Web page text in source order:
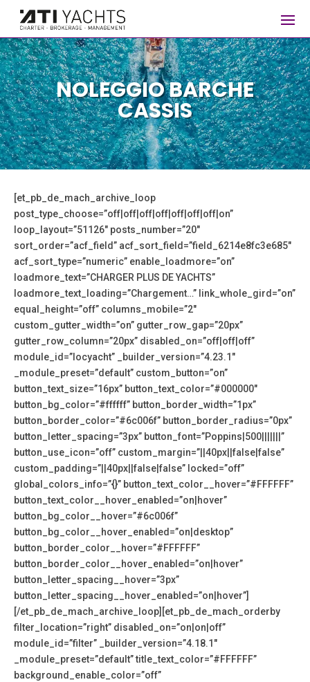
NOLEGGIO BARCHE
CASSIS
[et_pb_de_mach_archive_loop
post_type_choose=”off|off|off|off|off|off|off|on”
loop_layout=”51126″ posts_number=”20″
sort_order=”acf_field” acf_sort_field=”field_6214e8fc3e685″
acf_sort_type=”numeric” enable_loadmore=”on”
loadmore_text=”CHARGER PLUS DE YACHTS”
loadmore_text_loading=”Chargement…” link_whole_gird=”on”
equal_height=”off” columns_mobile=”2″
custom_gutter_width=”on” gutter_row_gap=”20px”
gutter_row_column=”20px” disabled_on=”off|off|off”
module_id=”locyacht” _builder_version=”4.23.1″
_module_preset=”default” custom_button=”on”
button_text_size=”16px” button_text_color=”#000000″
button_bg_color=”#ffffff” button_border_width=”1px”
button_border_color=”#6c006f” button_border_radius=”0px”
button_letter_spacing=”3px” button_font=”Poppins|500|||||||”
button_use_icon=”off” custom_margin=”||40px||false|false”
custom_padding=”||40px||false|false” locked=”off”
global_colors_info=”{}” button_text_color__hover=”#FFFFFF”
button_text_color__hover_enabled=”on|hover”
button_bg_color__hover=”#6c006f”
button_bg_color__hover_enabled=”on|desktop”
button_border_color__hover=”#FFFFFF”
button_border_color__hover_enabled=”on|hover”
button_letter_spacing__hover=”3px”
button_letter_spacing__hover_enabled=”on|hover”]
[/et_pb_de_mach_archive_loop][et_pb_de_mach_orderby
filter_location=”right” disabled_on=”on|on|off”
module_id=”filter” _builder_version=”4.18.1″
_module_preset=”default” title_text_color=”#FFFFFF”
background_enable_color=”off”